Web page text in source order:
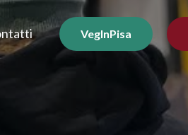
VegInPisa